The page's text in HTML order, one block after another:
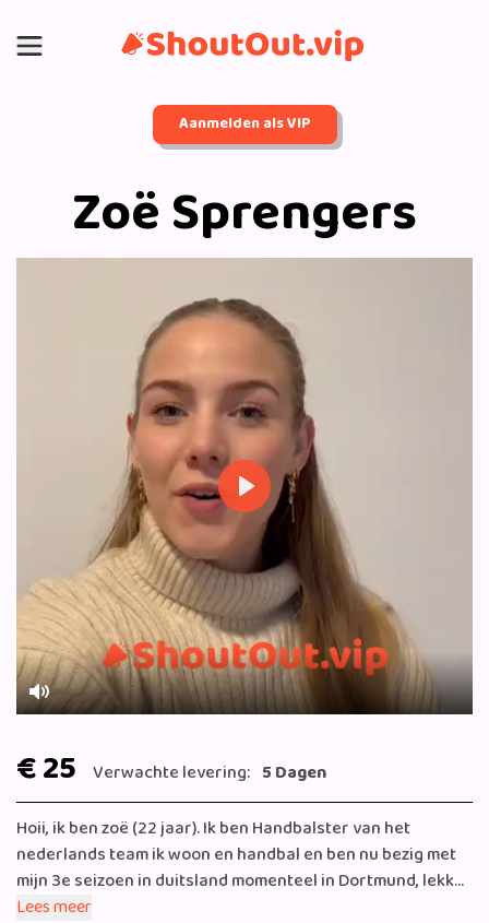
Aanmelden als VIP
Zoë Sprengers
Mute
Play
€ 25 Verwachte levering: 5 Dagen
Hoii, ik ben zoë (22 jaar). Ik ben Handbalster van het
nederlands team ik woon en handbal en ben nu bezig met
mijn 3e seizoen in duitsland momenteel in Dortmund, lekker
dichtbij de grens zodat ik nog vaak ons kikkerlandje kan
Lees meer